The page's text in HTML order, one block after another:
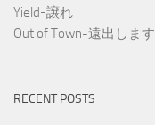
Yield-譲れ
Out of Town-遠出します
RECENT POSTS